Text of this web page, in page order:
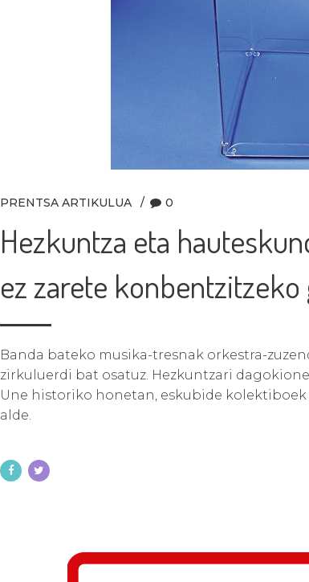
PRENTSA ARTIKULUA 0
Hezkuntza eta
ez zarete konbentzitzeko
Banda bateko musika-tresnak orkestra-
zirkuluerdi bat osatuz. Hezkuntzari
Une historiko honetan, eskubide
alde.